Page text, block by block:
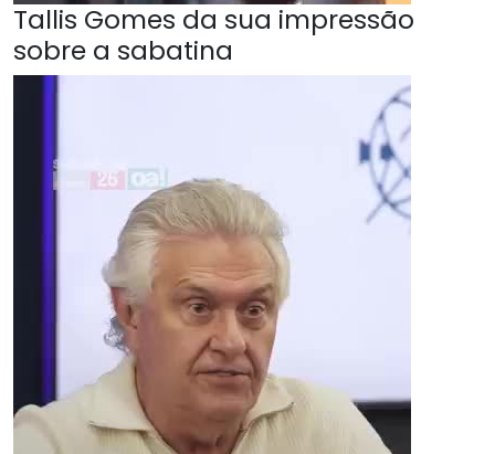
Tallis Gomes da sua impressão
sobre a sabatina